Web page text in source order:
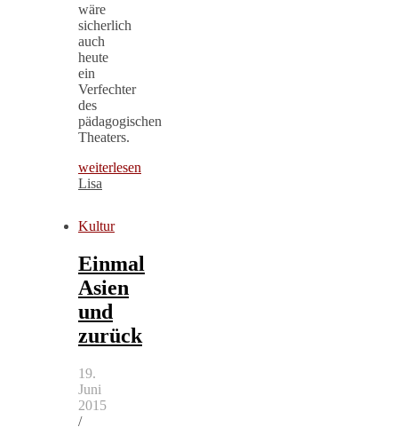
wäre
sicherlich
auch
heute
ein
Verfechter
des
pädagogischen
Theaters.
weiterlesen
Lisa
Kultur
Einmal
Asien
und
zurück
19.
Juni
2015
/